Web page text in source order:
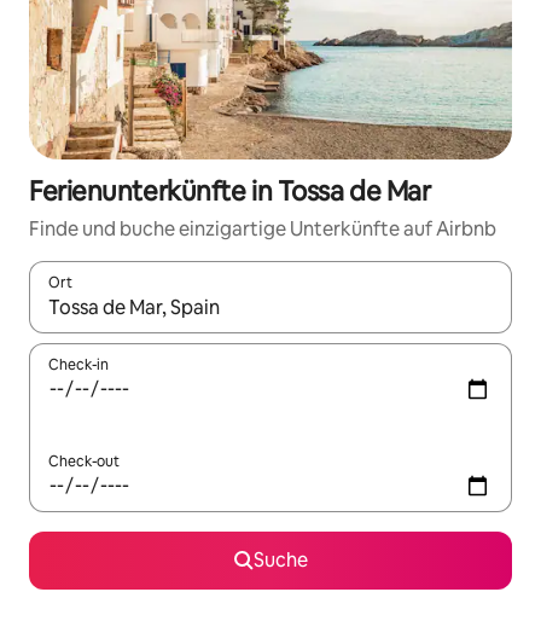
Ferienunterkünfte in Tossa de Mar
Finde und buche einzigartige Unterkünfte auf Airbnb
Ort
Wenn Ergebnisse verfügbar sind, navigiere mit den
Check-in
Check-out
Suche